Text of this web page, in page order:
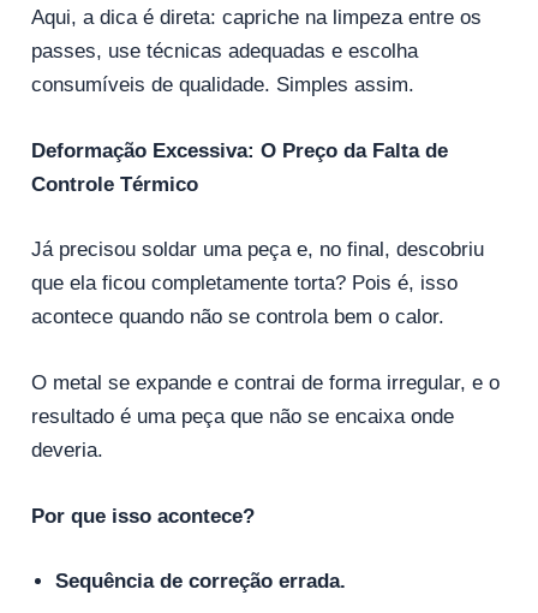
Aqui, a dica é direta: capriche na limpeza entre os
passes, use técnicas adequadas e escolha
consumíveis de qualidade. Simples assim.
Deformação Excessiva: O Preço da Falta de
Controle Térmico
Já precisou soldar uma peça e, no final, descobriu
que ela ficou completamente torta? Pois é, isso
acontece quando não se controla bem o calor.
O metal se expande e contrai de forma irregular, e o
resultado é uma peça que não se encaixa onde
deveria.
Por que isso acontece?
Sequência de correção errada.